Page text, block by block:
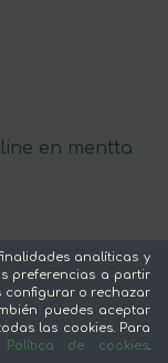
en mentta
analíticas y
preferencias a partir
configurar o rechazar
puedes aceptar
las cookies. Para
Política de cookies.